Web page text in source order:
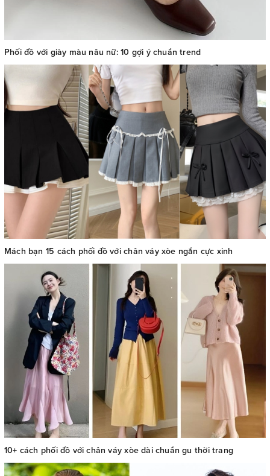
Phối đồ với giày màu nâu nữ: 10 gợi ý chuẩn trend
Mách bạn 15 cách phối đồ với chân váy xòe ngắn cực xinh
10+ cách phối đồ với chân váy xòe dài chuẩn gu thời trang